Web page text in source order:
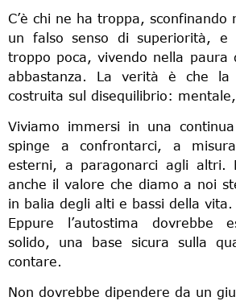
C’è chi ne ha troppa, sconfinando
un falso senso di superiorità, e
troppo poca, vivendo nella paura
abbastanza. La verità è che la
costruita sul disequilibrio:
Viviamo immersi in una
spinge a confrontarci, a
esterni, a paragonarci agli altri.
anche il valore che diamo a noi
in balia degli alti e bassi della vita.
Eppure l’autostima dovrebbe
solido, una base sicura sulla
contare.
Non dovrebbe dipendere da un